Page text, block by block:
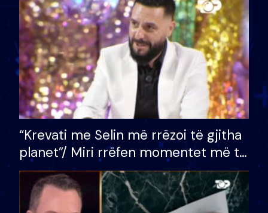
divorci apo jo?
“Krevati me Selin më rrëzoi të gjitha
planet”/ Miri rrëfen momentet më të
bukura në shtëpinë e BB VIP: Do më
mungojë zilja e mëngjesit kur…